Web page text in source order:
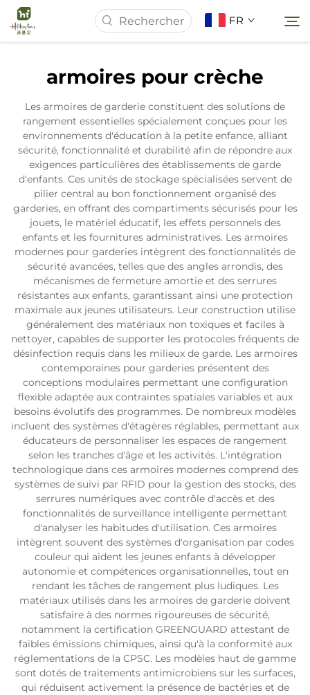
FR
À Propos de Nous
Produits
Actualités
Études de Cas
Contactez-nous
armoires pour crèche
Les armoires de garderie constituent des solutions de
rangement essentielles spécialement conçues pour les
environnements d'éducation à la petite enfance, alliant
sécurité, fonctionnalité et durabilité afin de répondre aux
exigences particulières des établissements de garde
d'enfants. Ces unités de stockage spécialisées servent de
pilier central au bon fonctionnement organisé des
garderies, en offrant des compartiments sécurisés pour les
jouets, le matériel éducatif, les effets personnels des
enfants et les fournitures administratives. Les armoires
modernes pour garderies intègrent des fonctionnalités de
sécurité avancées, telles que des angles arrondis, des
mécanismes de fermeture amortie et des serrures
résistantes aux enfants, garantissant ainsi une protection
maximale aux jeunes utilisateurs. Leur construction utilise
généralement des matériaux non toxiques et faciles à
nettoyer, capables de supporter les protocoles fréquents de
désinfection requis dans les milieux de garde. Les armoires
contemporaines pour garderies présentent des
conceptions modulaires permettant une configuration
flexible adaptée aux contraintes spatiales variables et aux
besoins évolutifs des programmes. De nombreux modèles
incluent des systèmes d'étagères réglables, permettant aux
éducateurs de personnaliser les espaces de rangement
selon les tranches d'âge et les activités. L'intégration
technologique dans ces armoires modernes comprend des
systèmes de suivi par RFID pour la gestion des stocks, des
serrures numériques avec contrôle d'accès et des
fonctionnalités de surveillance intelligente permettant
d'analyser les habitudes d'utilisation. Ces armoires
intègrent souvent des systèmes d'organisation par codes
couleur qui aident les jeunes enfants à développer
autonomie et compétences organisationnelles, tout en
rendant les tâches de rangement plus ludiques. Les
matériaux utilisés dans les armoires de garderie doivent
satisfaire à des normes rigoureuses de sécurité,
notamment la certification GREENGUARD attestant de
faibles émissions chimiques, ainsi qu'à la conformité aux
réglementations de la CPSC. Les modèles haut de gamme
sont dotés de traitements antimicrobiens sur les surfaces,
qui réduisent activement la présence de bactéries et de